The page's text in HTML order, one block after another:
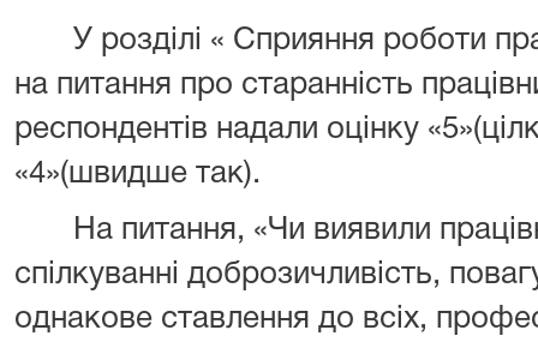
У розділі « Сприяння роботи
на питання про старанність
респондентів надали оцінку
«4»(швидше так).
На питання, «Чи виявили
спілкуванні доброзичливість,
однакове ставлення до всіх,